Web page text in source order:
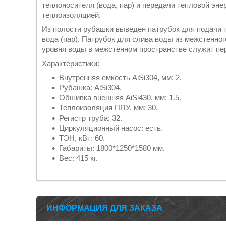
теплоносителя (вода, пар) и передачи тепловой
теплоизоляцией.
Из полости рубашки выведен патрубок для подачи
вода (пар). Патрубок для слива воды из
уровня воды в межстенном пространстве служит
Характеристики:
Внутренняя емкость AiSi304, мм: 2.
Рубашка: AiSi304.
Обшивка внешняя AiSi430, мм: 1.5.
Теплоизоляция ППУ, мм: 30.
Регистр труба: 32.
Циркуляционный насос: есть.
ТЭН, кВт: 60.
Габариты: 1800*1250*1580 мм.
Вес: 415 кг.
ИНФОРМАЦИЯ ДЛЯ ЗАКАЗА